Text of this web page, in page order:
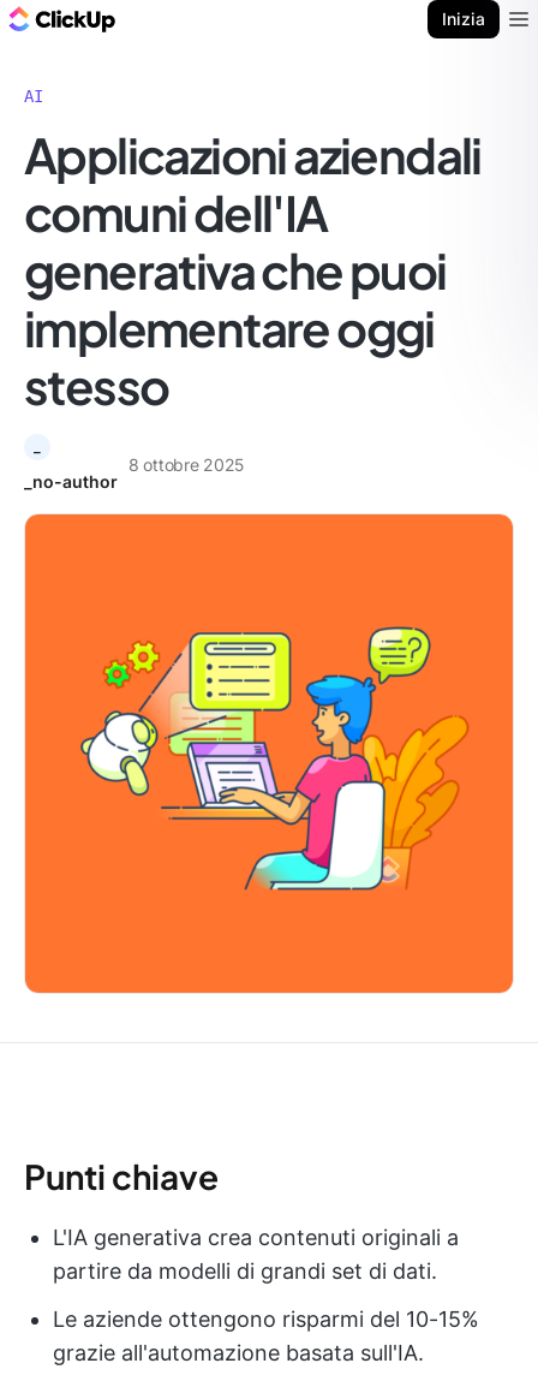
Inizia
AI
Applicazioni aziendali
comuni dell'IA
generativa che puoi
implementare oggi
stesso
_no-author
8 ottobre 2025
Punti chiave
L'IA generativa crea contenuti originali a
partire da modelli di grandi set di dati.
Le aziende ottengono risparmi del 10-15%
grazie all'automazione basata sull'IA.